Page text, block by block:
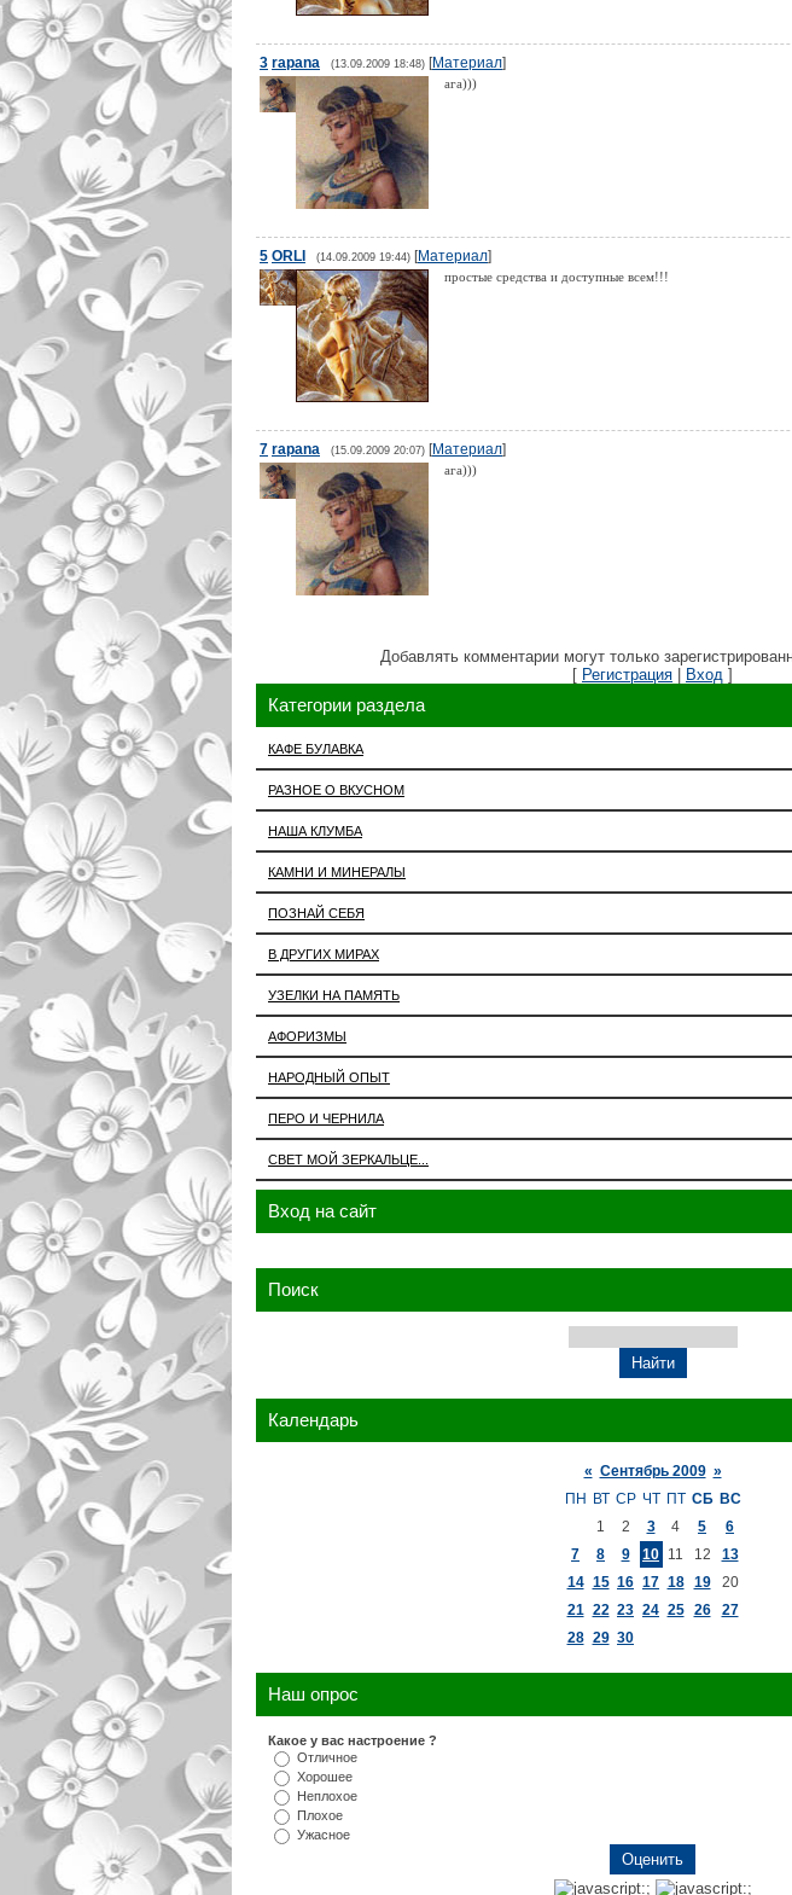
3 rapana (13.09.2009 18:48) [Материал]
ага)))
5 ORLI (14.09.2009 19:44) [Материал]
простые средства и доступные всем!!!
7 rapana (15.09.2009 20:07) [Материал]
ага)))
Добавлять комментарии могут только
[ Регистрация | Вход ]
Категории раздела
КАФЕ БУЛАВКА
РАЗНОЕ О ВКУСНОМ
НАША КЛУМБА
КАМНИ И МИНЕРАЛЫ
ПОЗНАЙ СЕБЯ
В ДРУГИХ МИРАХ
УЗЕЛКИ НА ПАМЯТЬ
АФОРИЗМЫ
НАРОДНЫЙ ОПЫТ
ПЕРО И ЧЕРНИЛА
СВЕТ МОЙ ЗЕРКАЛЬЦЕ...
Вход на сайт
Поиск
Календарь
« Сентябрь 2009 »
ПН ВТ СР ЧТ ПТ СБ ВС
1
2 3 4 5
6
7
8 9 10 11 12
13
14 15 16 17 18 19
20
21 22 23 24 25 26
27
28 29 30
Наш опрос
Какое у вас настроение ?
Отличное
Хорошее
Неплохое
Плохое
Ужасное